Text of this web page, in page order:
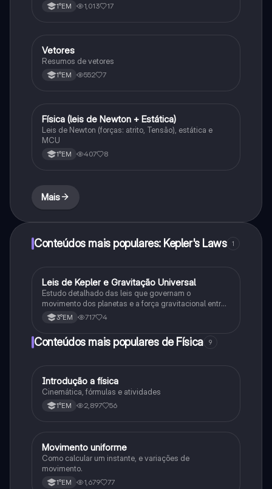
1°EM 1,013 17
Física
Vetores
Resumos de vetores
1°EM 552 7
Física
Física (leis de Newton + Estática)
Leis de Newton (forças: atrito, Tensão), estática e
MCU
1°EM 407 8
Mais
Conteúdos mais populares: Kepler's Laws 1
Ciência
Leis de Kepler e Gravitação Universal
Estudo detalhado das leis que governam o
movimento dos planetas e a força gravitacional entre
corpos3°EM 717 4
Conteúdos mais populares de Física 9
Física
Introdução a física
Cinemática, fórmulas e atividades
1°EM 2,897 56
Física
Movimento uniforme
Como calcular um instante, e variações de
movimento.
1°EM 1,679 77